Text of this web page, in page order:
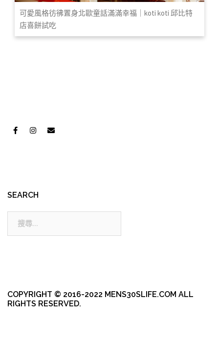
可愛風格彷彿置身北歐童話滿滿幸福｜koti koti 邱比特
店喜餅試吃
SEARCH
COPYRIGHT © 2016-2022 MENS30SLIFE.COM ALL
RIGHTS RESERVED.